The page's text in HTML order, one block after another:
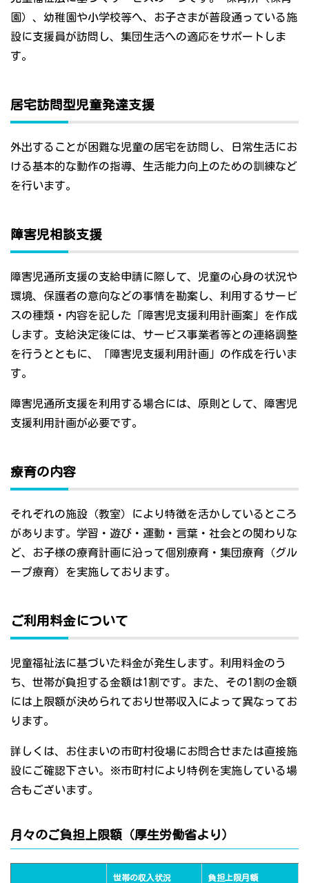
園）、幼稚園や小学校等へ、お子さまが普段通っている施
設に支援員が訪問し、集団生活への適応をサポートしま
す。
居宅訪問型児童発達支援
外出することが困難な児童の居宅を訪問し、日常生活にお
ける基本的な動作の指導、生活能力向上のための訓練など
を行います。
障害児相談支援
障害児通所支援の支給申請に際して、児童の心身の状況や
環境、保護者の意向などの事情を勘案し、利用するサービ
スの種類・内容を記した「障害児支援利用計画案」を作成
します。支給決定後には、サービス事業者等との連絡調整
を行うとともに、「障害児支援利用計画」の作成を行いま
す。
障害児通所支援を利用する場合には、原則として、障害児
支援利用計画が必要です。
療育の内容
それぞれの施設（教室）により特徴を活かしているところ
があります。学習・遊び・運動・言葉・社会との関わりな
ど、お子様の療育計画に沿って個別療育・集団療育（グル
ープ療育）を実施しております。
ご利用料金について
児童福祉法に基づいた料金が発生します。利用料金のう
ち、世帯が負担する金額は1割です。また、その1割の金額
には上限額が決められており世帯収入によって異なってお
ります。
詳しくは、お住まいの市町村役場にお問合せまたは直接施
設にご確認下さい。※市町村により特例を実施している場
合もございます。
月々のご負担上限額（厚生労働省より）
世帯の収入状況 負担上限月額